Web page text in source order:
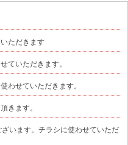
ただきます
ていただきます。
わせていただきます。
きます。
います。チラシに使わせていただ